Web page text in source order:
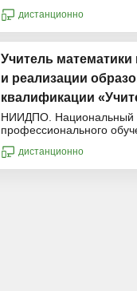
дистанционно
Учитель
и реализации
квалификации
НИИДПО. Национальный
профессионального
дистанционно